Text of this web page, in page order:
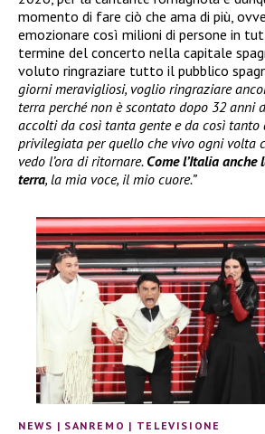
momento di fare ciò che ama di più,
emozionare così milioni di persone in
termine del concerto nella capitale
voluto ringraziare tutto il pubblico
giorni meravigliosi, voglio ringraziare
terra perché non è scontato dopo 32 anni
accolti da così tanta gente e da così tanto
privilegiata per quello che vivo ogni volta
vedo l’ora di ritornare. Come l’Italia anche
terra, la mia voce, il mio cuore.”
NEWS | SANREMO | TELEVISIONE